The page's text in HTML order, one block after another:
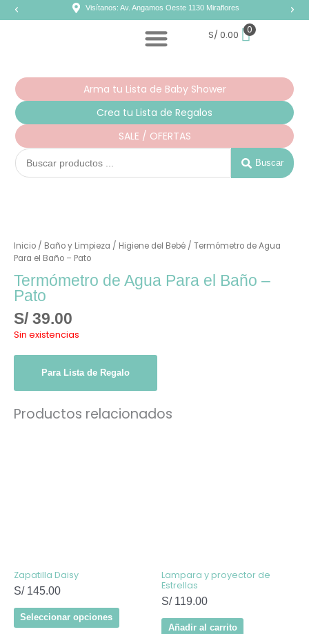
Visítanos: Av. Angamos Oeste 1130 Miraflores
S/ 0.00 0
Arma tu Lista de Baby Shower
Crea tu Lista de Regalos
SALE / OFERTAS
Search
Buscar
Inicio/ Baño y Limpieza / Higiene del Bebé/ Termómetro de Agua
Para el Baño – Pato
Termómetro de Agua Para el Baño –
Pato
S/39.00
Sin existencias
Para Lista de Regalo
Productos relacionados
Zapatilla Daisy
S/145.00
Seleccionar opciones
Lampara y proyector de
Estrellas
S/119.00
Añadir al carrito